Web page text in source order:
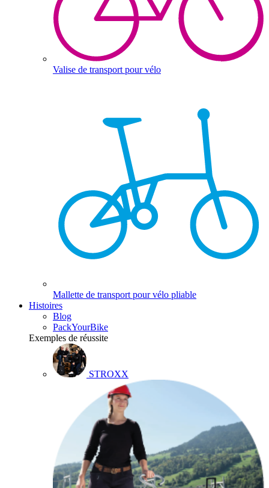
Valise de transport pour vélo
Mallette de transport pour vélo pliable
Histoires
Blog
PackYourBike
Exemples de réussite
STROXX